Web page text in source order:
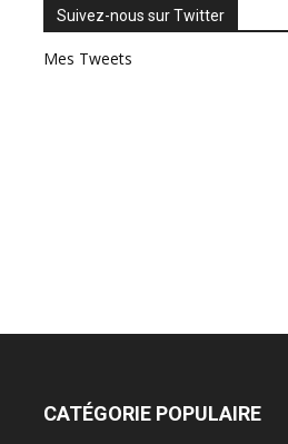
Suivez-nous sur Twitter
Mes Tweets
CATÉGORIE POPULAIRE